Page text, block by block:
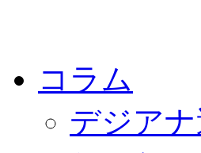
コラム
デジア